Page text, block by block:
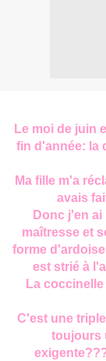
Le moi de juin
fin d'année: la
Ma fille m'a
avais
Donc j'en
maîtresse et
forme
est strié à
La
C'est une
toujours